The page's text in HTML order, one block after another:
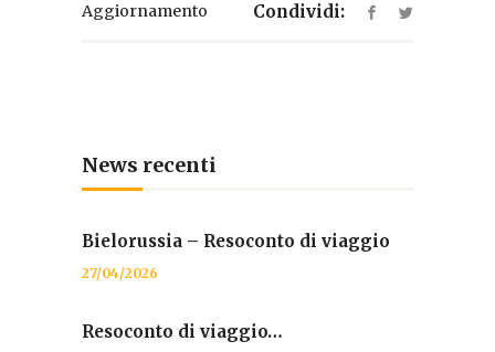
Aggiornamento Condividi:
News recenti
Bielorussia – Resoconto di viaggio
27/04/2026
Resoconto di viaggio…